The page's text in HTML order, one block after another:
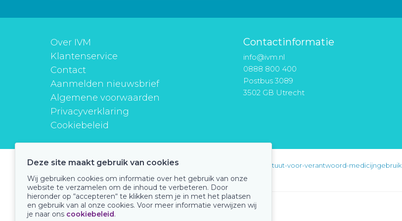
Over IVM
Klantenservice
Contact
Aanmelden nieuwsbrief
Algemene voorwaarden
Privacyverklaring
Cookiebeleid
Contactinformatie
info@ivm.nl
0888 800 400
Postbus 3089
3502 GB Utrecht
instituutverantwoordmedicijngebruik instituut-voor-verantwoord-medicijngebruik
Onze keurmerken
Deze site maakt gebruik van cookies
Wij gebruiken cookies om informatie over het gebruik van onze
website te verzamelen om de inhoud te verbeteren. Door
hieronder op “accepteren“ te klikken stem je in met het plaatsen
en gebruik van al onze cookies. Voor meer informatie verwijzen wij
je naar ons cookiebeleid.